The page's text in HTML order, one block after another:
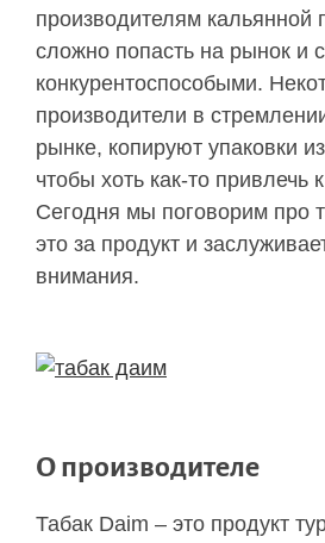
производителям кальянной
сложно попасть на рынок и
конкурентоспособыми.
производители в
рынке, копируют упаковки
чтобы хоть как-то привлечь
Сегодня мы поговорим про
это за продукт и
внимания.
О производителе
Табак Daim – это продукт